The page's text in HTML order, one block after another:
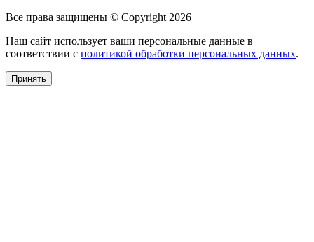
Все права защищены © Copyright 2026
Наш сайт использует ваши персональные данные в
соответствии с политикой обработки персональных данных.
Принять